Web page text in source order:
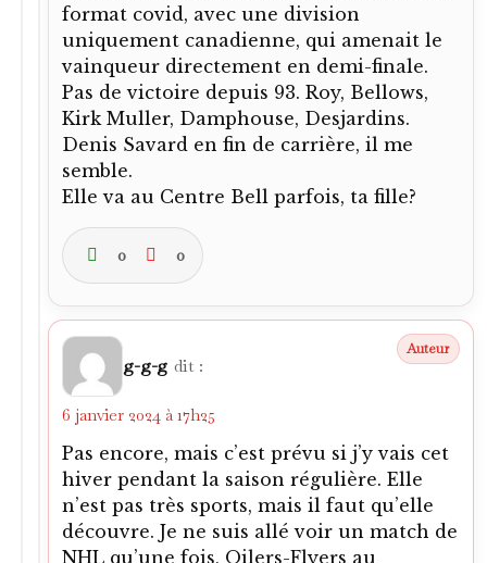
format covid, avec une division
uniquement canadienne, qui amenait le
vainqueur directement en demi-finale.
Pas de victoire depuis 93. Roy, Bellows,
Kirk Muller, Damphouse, Desjardins.
Denis Savard en fin de carrière, il me
semble.
Elle va au Centre Bell parfois, ta fille?
0 0
g-g-g dit :
6 janvier 2024 à 17h25
Pas encore, mais c’est prévu si j’y vais cet
hiver pendant la saison régulière. Elle
n’est pas très sports, mais il faut qu’elle
découvre. Je ne suis allé voir un match de
NHL qu’une fois, Oilers-Flyers au